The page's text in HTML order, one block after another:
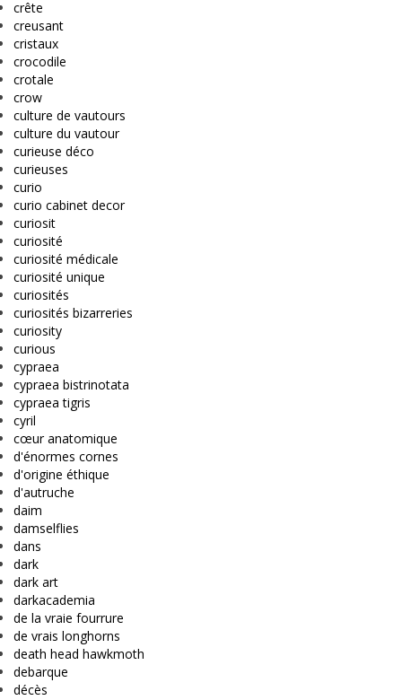
crête
creusant
cristaux
crocodile
crotale
crow
culture de vautours
culture du vautour
curieuse déco
curieuses
curio
curio cabinet decor
curiosit
curiosité
curiosité médicale
curiosité unique
curiosités
curiosités bizarreries
curiosity
curious
cypraea
cypraea bistrinotata
cypraea tigris
cyril
cœur anatomique
d'énormes cornes
d'origine éthique
d'autruche
daim
damselflies
dans
dark
dark art
darkacademia
de la vraie fourrure
de vrais longhorns
death head hawkmoth
debarque
décès